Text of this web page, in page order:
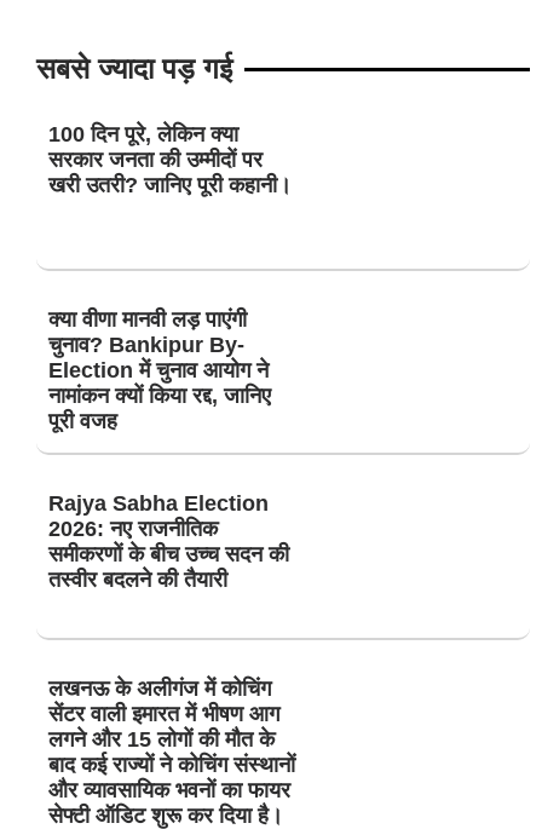
सबसे ज्यादा पड़ गई
100 दिन पूरे, लेकिन क्या
सरकार जनता की उम्मीदों पर
खरी उतरी? जानिए पूरी कहानी।
क्या वीणा मानवी लड़ पाएंगी
चुनाव? Bankipur By-
Election में चुनाव आयोग ने
नामांकन क्यों किया रद्द, जानिए
पूरी वजह
Rajya Sabha Election
2026: नए राजनीतिक
समीकरणों के बीच उच्च सदन की
तस्वीर बदलने की तैयारी
लखनऊ के अलीगंज में कोचिंग
सेंटर वाली इमारत में भीषण आग
लगने और 15 लोगों की मौत के
बाद कई राज्यों ने कोचिंग संस्थानों
और व्यावसायिक भवनों का फायर
सेफ्टी ऑडिट शुरू कर दिया है।